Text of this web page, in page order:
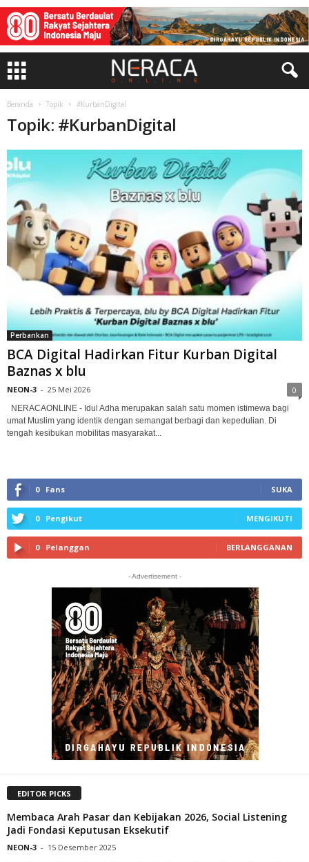
Beranda Topik #KurbanDigital
Topik: #KurbanDigital
Perbankan
BCA Digital Hadirkan Fitur Kurban Digital
Baznas x blu
NEON-3 - 25 Mei 2026 0
NERACAONLINE - Idul Adha merupakan salah satu momen istimewa bagi
umat Muslim yang identik dengan semangat berbagi dan kepedulian. Di
tengah kesibukan mobilitas masyarakat...
0 Fans SUKA
0 Pengikut MENGIKUTI
0 Pelanggan BERLANGGANAN
- Advertisement -
EDITOR PICKS
Membaca Arah Pasar dan Kebijakan 2026, Social Listening
Jadi Fondasi Keputusan Eksekutif
NEON-3 - 15 Desember 2025